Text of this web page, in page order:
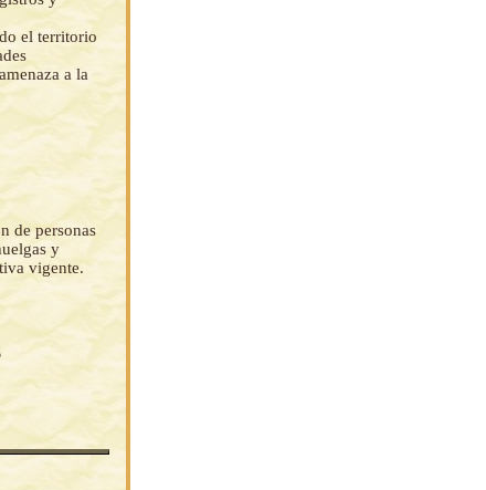
el territorio
a la
de personas
y
vigente.